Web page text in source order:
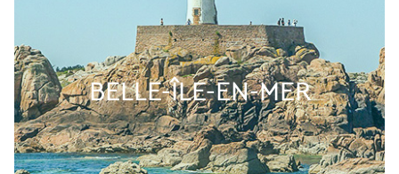
BELLE-ÎLE-EN-MER